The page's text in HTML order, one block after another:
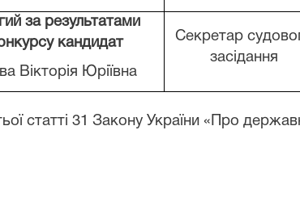
за результатами
кандидат
Вікторія Юріївна
Секретар
засідання
статті 31 Закону України «Про